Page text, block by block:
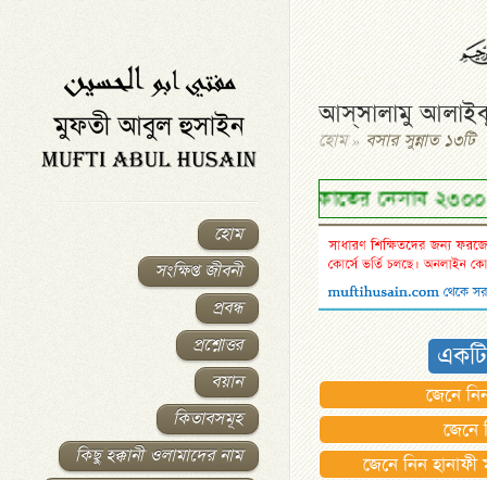
হোম
সংক্ষিপ্ত জীবনী
প্রবন্ধ
প্রশ্নোত্তর
বয়ান
কিতাবসমূহ
কিছু হক্কানী ওলামাদের নাম
আস্‌সালামু
হোম »বসার সুন্নাত ১৩টি
বর্তমান যাকাতের নেসাব ২৩০০০০/- (দুই লক্ষ
জেনে
জেনে
জেনে নিন